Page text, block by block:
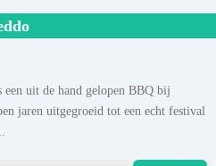
een uit de hand gelopen BBQ bij
jaren uitgegroeid tot een echt festival